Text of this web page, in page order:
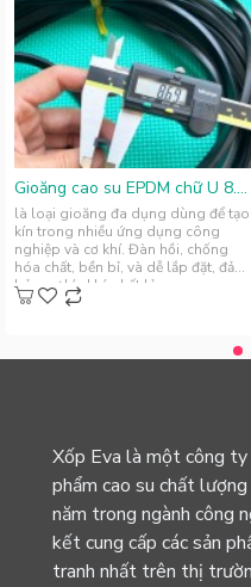
Gioăng cao su EPDM chữ U 8.5x4.8x5
là loại gioăng đa dụng dùng để tạo
kín trong nhiều ứng dụng công
nghiệp và cơ khí. Đàn hồi, chống
hóa chất, bền bỉ, và dễ lắp đặt, đảm
bảo sự kín khí, chất lỏn..
Xốp Eva là một công ty
phẩm cao su chất
năm trong ngành công
kết cung cấp các sản
tranh nhất trên thị